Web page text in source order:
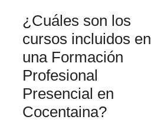
¿Cuáles son los
cursos incluidos en
una Formación
Profesional
Presencial en
Cocentaina?